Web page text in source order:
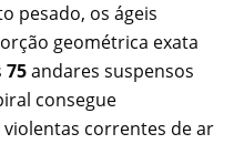
pesado, os ágeis
geométrica exata
75andares suspensos
consegue
correntes de ar